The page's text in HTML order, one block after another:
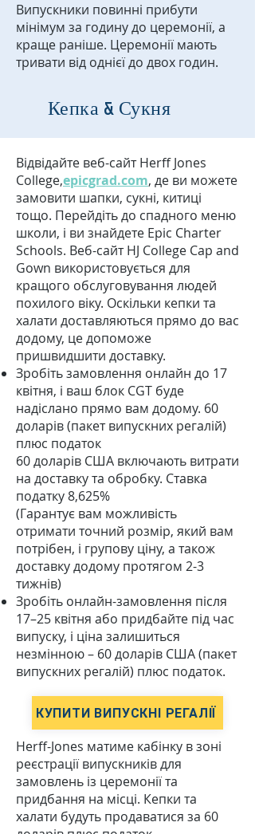
Випускники повинні прибути
мінімум за годину до церемонії, а
краще раніше. Церемонії мають
тривати від однієї до двох годин.
Кепка & Сукня
Відвідайте веб-сайт Herff Jones
College,epicgrad.com, де ви можете
замовити шапки, сукні, китиці
тощо. Перейдіть до спадного меню
школи, і ви знайдете Epic Charter
Schools. Веб-сайт HJ College Cap and
Gown використовується для
кращого обслуговування людей
похилого віку. Оскільки кепки та
халати доставляються прямо до вас
додому, це допоможе
пришвидшити доставку.
Зробіть замовлення онлайн до 17
квітня, і ваш блок CGT буде
надіслано прямо вам додому. 60
доларів (пакет випускних регалій)
плюс податок
60 доларів США включають витрати
на доставку та обробку. Ставка
податку 8,625%
(Гарантує вам можливість
отримати точний розмір, який вам
потрібен, і групову ціну, а також
доставку додому протягом 2-3
тижнів)
Зробіть онлайн-замовлення після
17–25 квітня або придбайте під час
випуску, і ціна залишиться
незмінною – 60 доларів США (пакет
випускних регалій) плюс податок.
КУПИТИ ВИПУСКНІ РЕГАЛІЇ
Herff-Jones матиме кабінку в зоні
реєстрації випускників для
замовлень із церемонії та
придбання на місці. Кепки та
халати будуть продаватися за 60